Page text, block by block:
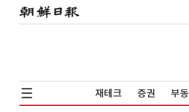
재테크 증권 부